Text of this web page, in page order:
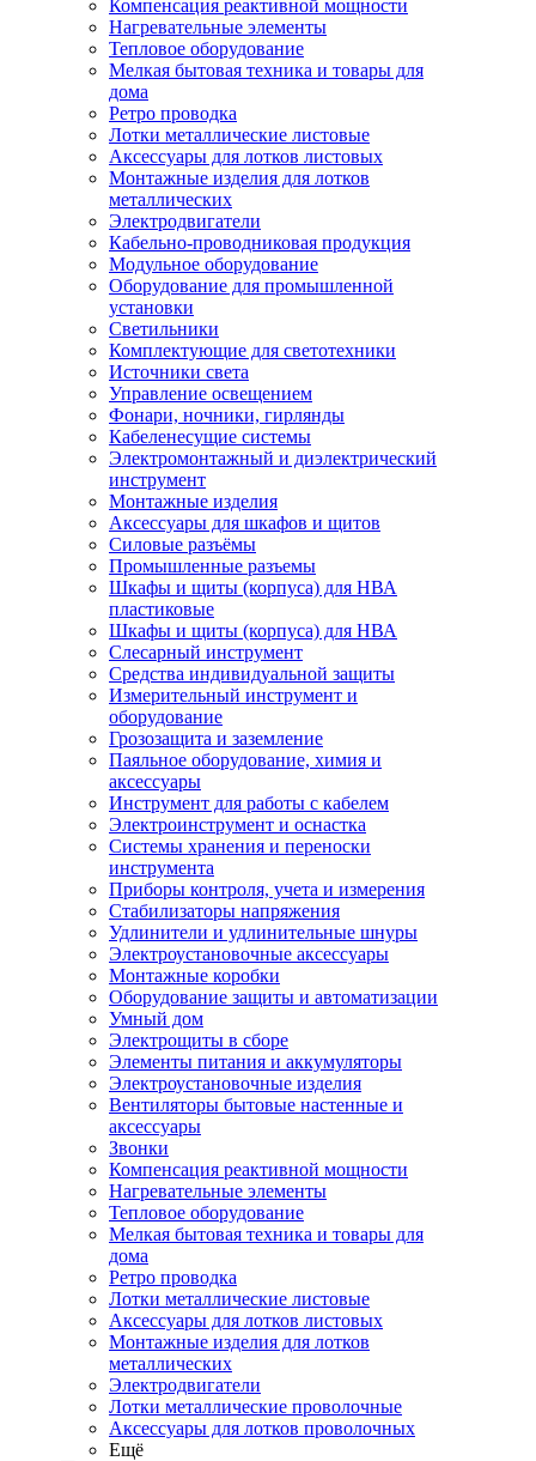
Компенсация реактивной мощности
Нагревательные элементы
Тепловое оборудование
Мелкая бытовая техника и товары для
дома
Ретро проводка
Лотки металлические листовые
Аксессуары для лотков листовых
Монтажные изделия для лотков
металлических
Электродвигатели
Кабельно-проводниковая продукция
Модульное оборудование
Оборудование для промышленной
установки
Светильники
Комплектующие для светотехники
Источники света
Управление освещением
Фонари, ночники, гирлянды
Кабеленесущие системы
Электромонтажный и диэлектрический
инструмент
Монтажные изделия
Аксессуары для шкафов и щитов
Силовые разъёмы
Промышленные разъемы
Шкафы и щиты (корпуса) для НВА
пластиковые
Шкафы и щиты (корпуса) для НВА
Слесарный инструмент
Средства индивидуальной защиты
Измерительный инструмент и
оборудование
Грозозащита и заземление
Паяльное оборудование, химия и
аксессуары
Инструмент для работы с кабелем
Электроинструмент и оснастка
Системы хранения и переноски
инструмента
Приборы контроля, учета и измерения
Стабилизаторы напряжения
Удлинители и удлинительные шнуры
Электроустановочные аксессуары
Монтажные коробки
Оборудование защиты и автоматизации
Умный дом
Электрощиты в сборе
Элементы питания и аккумуляторы
Электроустановочные изделия
Вентиляторы бытовые настенные и
аксессуары
Звонки
Компенсация реактивной мощности
Нагревательные элементы
Тепловое оборудование
Мелкая бытовая техника и товары для
дома
Ретро проводка
Лотки металлические листовые
Аксессуары для лотков листовых
Монтажные изделия для лотков
металлических
Электродвигатели
Лотки металлические проволочные
Аксессуары для лотков проволочных
Ещё